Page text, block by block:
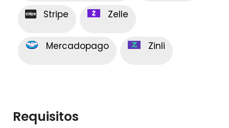
Stripe Zelle
Mercadopago Zinli
Requisitos